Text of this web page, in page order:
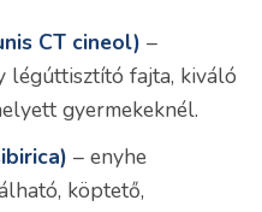
CT cineol) –
légúttisztító fajta, kiváló
gyermekeknél.
– enyhe
köptető,